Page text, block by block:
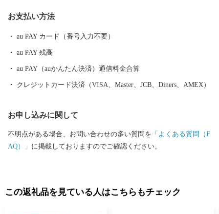
が自ら成長しようとする「子育ち」をサポートする「日本一の子
育て村」を目指す取組を推進しています。
お支払い方法
au PAY カード（番号入力不要）
au PAY 残高
au PAY（auかんたん決済）通信料金合算
クレジットカード決済（VISA、Master、JCB、Diners、AMEX）
お申し込みに関して
不明点がある場合、お問い合わせの多い質問を 「よくある質問（F
AQ）」 に掲載しておりますのでご確認ください。
この返礼品を見ている人はこちらもチェック